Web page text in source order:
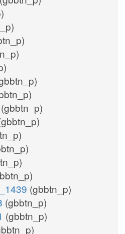
(gbbtn_p)
(gbbtn_p)
(gbbtn_p)
(gbbtn_p)